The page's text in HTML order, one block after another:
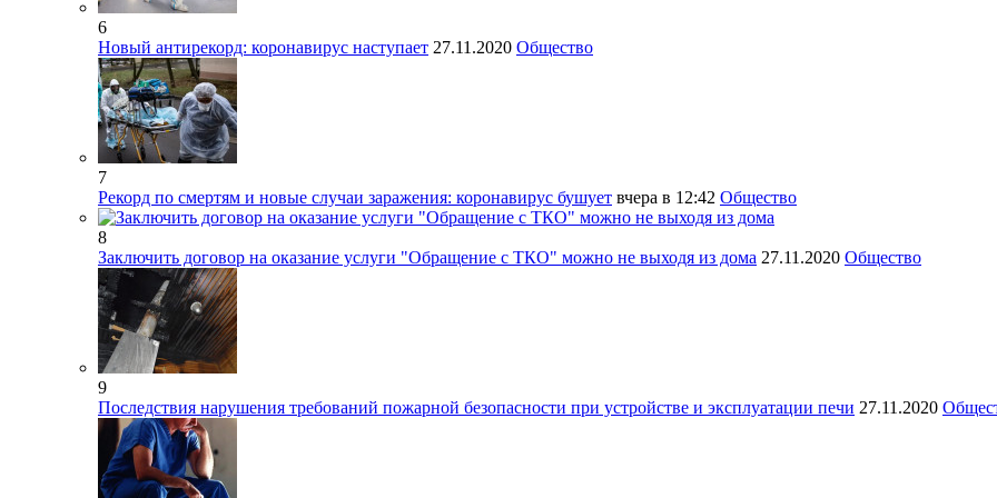
6
Новый антирекорд: коронавирус наступает 27.11.2020 Общество
7
Рекорд по смертям и новые случаи заражения: коронавирус бушует вчера в 12:42 Общество
8
Заключить договор на оказание услуги "Обращение с ТКО" можно не выходя из дома 27.11.2020 Общество
9
Последствия нарушения требований пожарной безопасности при устройстве и эксплуатации печи 27.11.2020